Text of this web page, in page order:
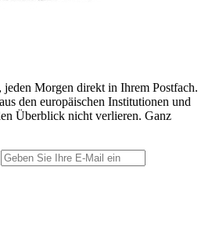
Morgen direkt in Ihrem Postfach.
den europäischen Institutionen und
Überblick nicht verlieren. Ganz